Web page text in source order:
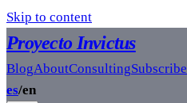
Skip to content
Proyecto Invictus
BlogAboutConsultingSubscribe
es/en